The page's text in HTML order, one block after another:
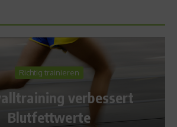
Richtig trainieren
verbessert
Blutfettwerte